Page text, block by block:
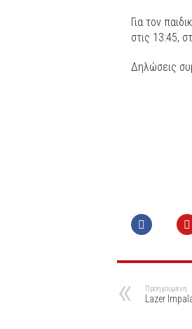
Για τον
στις 13:45,
Δηλώσεις
Προηγούμενη
Lazer